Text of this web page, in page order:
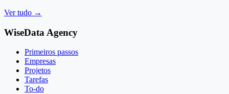
Ver tudo →
WiseData Agency
Primeiros passos
Empresas
Projetos
Tarefas
To-do